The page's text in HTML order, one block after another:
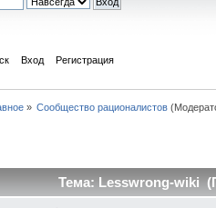
Вход Регистрация
» Сообщество рационалистов
Тема: Lesswrong-wiki